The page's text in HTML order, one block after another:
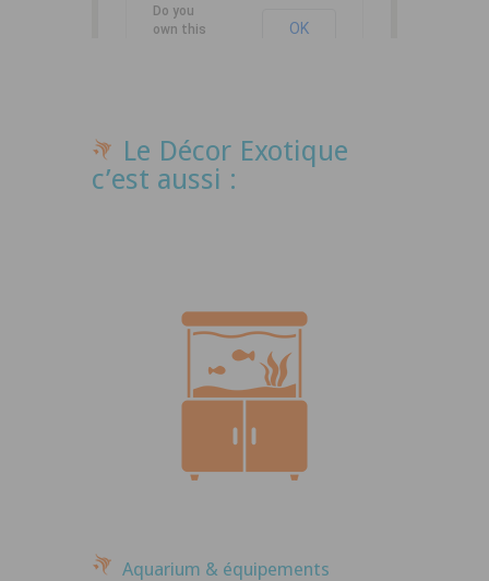
Do you
own this
OK
Le Décor Exotique
c’est aussi :
Aquarium & équipements